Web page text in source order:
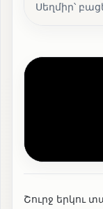
Սեղմիր՝
Շուրջ երկու